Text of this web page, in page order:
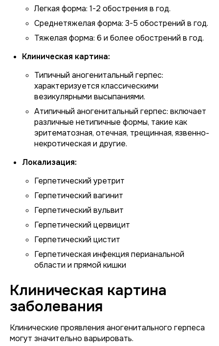
Легкая форма: 1-2 обострения в год.
Среднетяжелая форма: 3-5 обострений в год.
Тяжелая форма: 6 и более обострений в год.
Клиническая картина:
Типичный аногенитальный герпес:
характеризуется классическими
везикулярными высыпаниями.
Атипичный аногенитальный герпес: включает
различные нетипичные формы, такие как
эритематозная, отечная, трещинная, язвенно-
некротическая и другие.
Локализация:
Герпетический уретрит
Герпетический вагинит
Герпетический вульвит
Герпетический цервицит
Герпетический цистит
Герпетическая инфекция перианальной
области и прямой кишки
Клиническая картина
заболевания
Клинические проявления аногенитального герпеса
могут значительно варьировать.